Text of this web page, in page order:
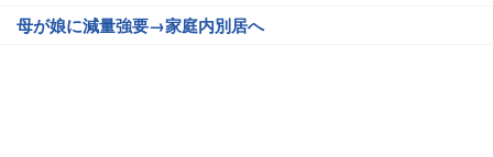
母が娘に減量強要→家庭内別居へ